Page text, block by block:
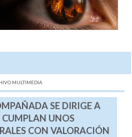
MULTIMEDIA
SE DIRIGE A
CUMPLAN UNOS
CON VALORACIÓN